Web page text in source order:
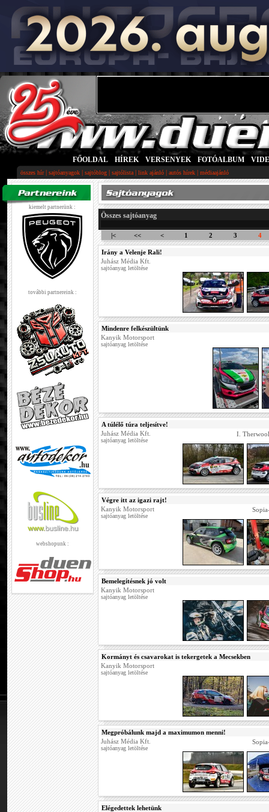
FŐOLDAL HÍREK VERSENYEK FOTÓALBUM
összes hír| sajtóanyagok | sajtóblog | sajtólista | link ajánló | autós hírek | médiaajánló
kiemelt partnerünk :
további partnereink :
webshopunk :
Összes sajtóanyag
|< << < 1 2 3 4
Irány a Velenje Rali!
Juhász Média Kft.
sajtóanyag letöltése
Mindenre felkészültünk
Kanyik Motorsport
sajtóanyag letöltése
A túlélő túra teljesítve!
Juhász Média Kft.
sajtóanyag letöltése
I.
Végre itt az igazi rajt!
Kanyik Motorsport
sajtóanyag letöltése
Bemelegítésnek jó volt
Kanyik Motorsport
sajtóanyag letöltése
Kormányt és csavarokat is tekergetek a Mecsekben
Kanyik Motorsport
sajtóanyag letöltése
Megpróbálunk majd a maximumon menni!
Juhász Média Kft.
sajtóanyag letöltése
Elégedettek lehetünk